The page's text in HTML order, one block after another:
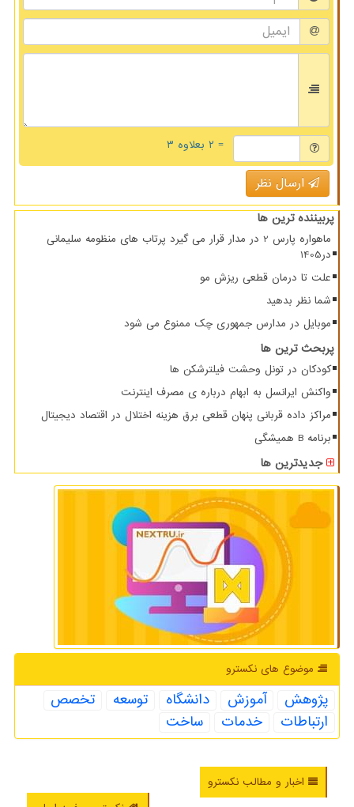
= ۲ بعلاوه ۳
ارسال نظر
پربیننده ترین ها
ماهواره پارس 2 در مدار قرار می گیرد پرتاب های منظومه سلیمانی
در1405
علت تا درمان قطعی ریزش مو
شما نظر بدهید
موبایل در مدارس جمهوری چک ممنوع می شود
پربحث ترین ها
کودکان در تونل وحشت فیلترشکن ها
واکنش ایرانسل به ابهام درباره ی مصرف اینترنت
مراکز داده قربانی پنهان قطعی برق هزینه اختلال در اقتصاد دیجیتال
برنامه B همیشگی
جدیدترین ها
موضوع های نكسترو
پژوهش آموزش دانشگاه توسعه
تخصص
ارتباطات
خدمات ساخت
اخبار و مطالب نکسترو